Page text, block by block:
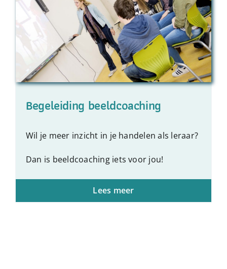
Begeleiding beeldcoaching
Wil je meer inzicht in je handelen als leraar?
Dan is beeldcoaching iets voor jou!
Lees meer